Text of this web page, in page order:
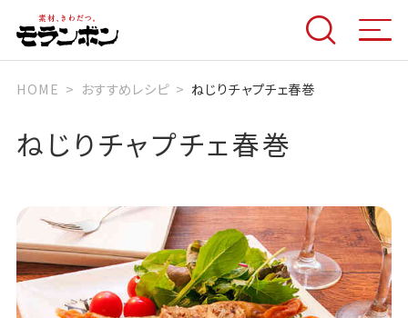
HOME おすすめレシピ ねじりチャプチェ春巻
ねじりチャプチェ春巻